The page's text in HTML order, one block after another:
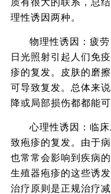
质有很大的联系，总
理性诱因两种。
物理性诱因：疲
日光照射引起人们免
疹的复发。皮肤的磨
可导致复发。总体来
降或局部损伤都都能
心理性诱因：临
致疱疹的复发。由于
也常常会影响到疾病
生殖器疱疹的这些诱
治疗原则是正规治疗